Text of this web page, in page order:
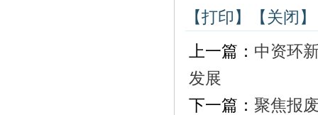
【打印】
【关闭】
上一篇： 中资环
发展
下一篇： 聚焦报